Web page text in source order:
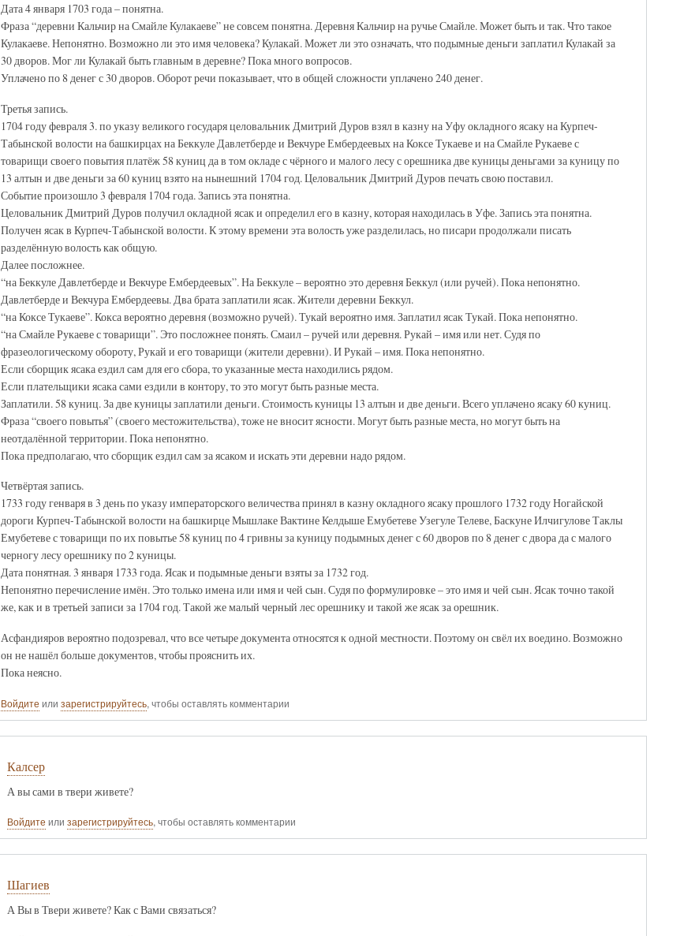
Дата 4 января 1703 года – понятна.
Фраза “деревни Кальчир на Смайле Кулакаеве” не совсем понятна. Деревня Кальчир на ручье Смайле. Может быть и так. Что такое
Кулакаеве. Непонятно. Возможно ли это имя человека? Кулакай. Может ли это означать, что подымные деньги заплатил Кулакай за
30 дворов. Мог ли Кулакай быть главным в деревне? Пока много вопросов.
Уплачено по 8 денег с 30 дворов. Оборот речи показывает, что в общей сложности уплачено 240 денег.
Третья запись.
1704 году февраля 3. по указу великого государя целовальник Дмитрий Дуров взял в казну на Уфу окладного ясаку на Курпеч-
Табынской волости на башкирцах на Беккуле Давлетберде и Векчуре Ембердеевых на Коксе Тукаеве и на Смайле Рукаеве с
товарищи своего повытия платёж 58 куниц да в том окладе с чёрного и малого лесу с орешника две куницы деньгами за куницу по
13 алтын и две деньги за 60 куниц взято на нынешний 1704 год. Целовальник Дмитрий Дуров печать свою поставил.
Событие произошло 3 февраля 1704 года. Запись эта понятна.
Целовальник Дмитрий Дуров получил окладной ясак и определил его в казну, которая находилась в Уфе. Запись эта понятна.
Получен ясак в Курпеч-Табынской волости. К этому времени эта волость уже разделилась, но писари продолжали писать
разделённую волость как общую.
Далее посложнее.
“на Беккуле Давлетберде и Векчуре Ембердеевых”. На Беккуле – вероятно это деревня Беккул (или ручей). Пока непонятно.
Давлетберде и Векчура Ембердеевы. Два брата заплатили ясак. Жители деревни Беккул.
“на Коксе Тукаеве”. Кокса вероятно деревня (возможно ручей). Тукай вероятно имя. Заплатил ясак Тукай. Пока непонятно.
“на Смайле Рукаеве с товарищи”. Это посложнее понять. Смаил – ручей или деревня. Рукай – имя или нет. Судя по
фразеологическому обороту, Рукай и его товарищи (жители деревни). И Рукай – имя. Пока непонятно.
Если сборщик ясака ездил сам для его сбора, то указанные места находились рядом.
Если плательщики ясака сами ездили в контору, то это могут быть разные места.
Заплатили. 58 куниц. За две куницы заплатили деньги. Стоимость куницы 13 алтын и две деньги. Всего уплачено ясаку 60 куниц.
Фраза “своего повытья” (своего местожительства), тоже не вносит ясности. Могут быть разные места, но могут быть на
неотдалённой территории. Пока непонятно.
Пока предполагаю, что сборщик ездил сам за ясаком и искать эти деревни надо рядом.
Четвёртая запись.
1733 году генваря в 3 день по указу императорского величества принял в казну окладного ясаку прошлого 1732 году Ногайской
дороги Курпеч-Табынской волости на башкирце Мышлаке Вактине Келдыше Емубетеве Узегуле Телеве, Баскуне Илчигулове Таклы
Емубетеве с товарищи по их повытье 58 куниц по 4 гривны за куницу подымных денег с 60 дворов по 8 денег с двора да с малого
черногу лесу орешнику по 2 куницы.
Дата понятная. 3 января 1733 года. Ясак и подымные деньги взяты за 1732 год.
Непонятно перечисление имён. Это только имена или имя и чей сын. Судя по формулировке – это имя и чей сын. Ясак точно такой
же, как и в третьей записи за 1704 год. Такой же малый черный лес орешнику и такой же ясак за орешник.
Асфандияров вероятно подозревал, что все четыре документа относятся к одной местности. Поэтому он свёл их воедино. Возможно
он не нашёл больше документов, чтобы прояснить их.
Пока неясно.
Войдите или зарегистрируйтесь, чтобы оставлять комментарии
Калсер
А вы сами в твери живете?
Войдите или зарегистрируйтесь, чтобы оставлять комментарии
Шагиев
А Вы в Твери живете? Как с Вами связаться?